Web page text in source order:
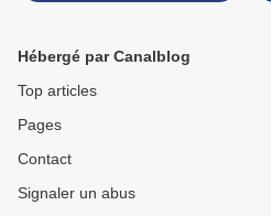
Hébergé par Canalblog
Top articles
Pages
Contact
Signaler un abus